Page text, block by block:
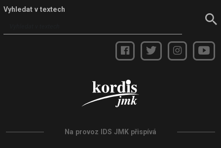
Vyhledat v textech
Na provoz IDS JMK přispívá